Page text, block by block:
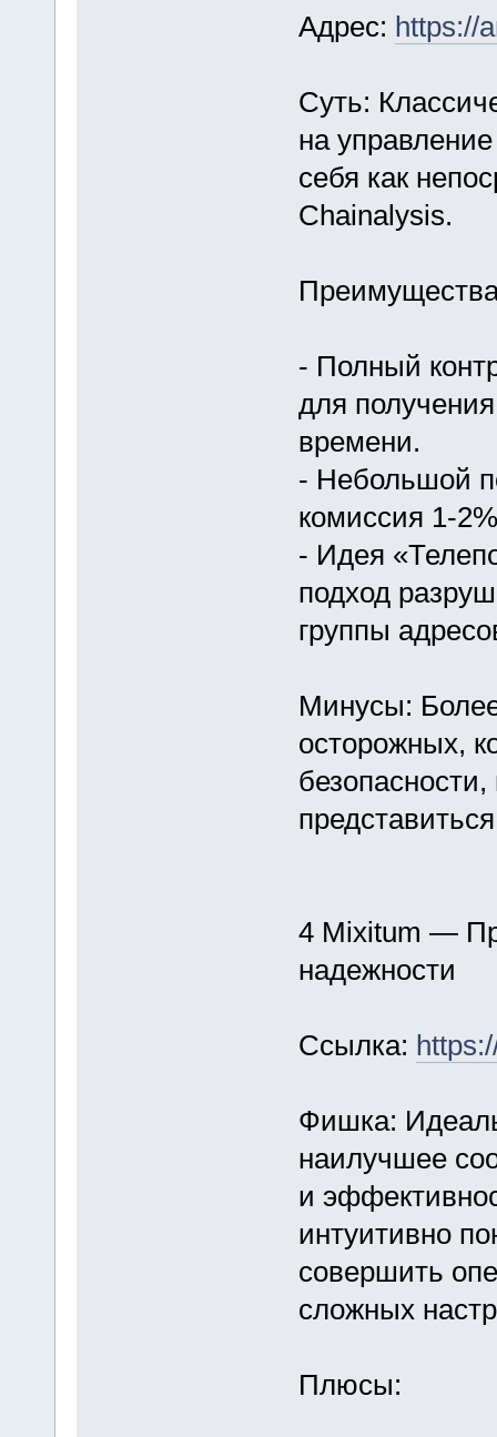
Адрес: https://
Суть:
на
себя как
Chainalysis.
- Полный
для
времени.
- Небольшой
комиссия 1-
- Идея
подход
группы
Минусы:
осторожных,
4 Mixitum —
надежности
Ссылка:
Фишка:
наилучшее
и
интуитивно
совершить
сложных
Плюсы: